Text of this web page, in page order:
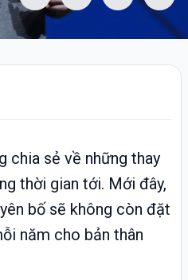
chia sẻ về những thay
thời gian tới. Mới đây,
bố sẽ không còn đặt
năm cho bản thân